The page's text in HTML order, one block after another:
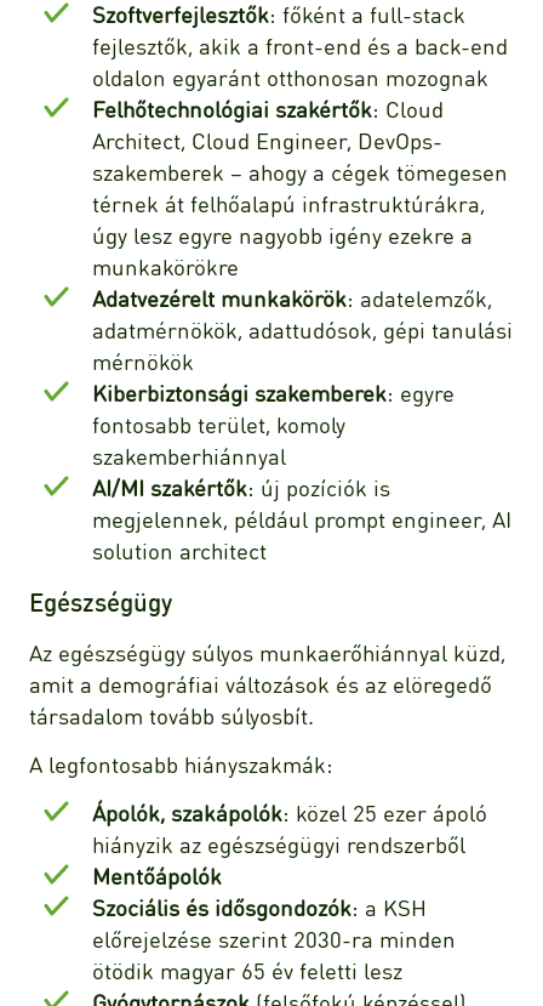
Szoftverfejlesztők: főként a full-stack
fejlesztők, akik a front-end és a back-end
oldalon egyaránt otthonosan mozognak
Felhőtechnológiai szakértők: Cloud
Architect, Cloud Engineer, DevOps-
szakemberek – ahogy a cégek tömegesen
térnek át felhőalapú infrastruktúrákra,
úgy lesz egyre nagyobb igény ezekre a
munkakörökre
Adatvezérelt munkakörök: adatelemzők,
adatmérnökök, adattudósok, gépi tanulási
mérnökök
Kiberbiztonsági szakemberek: egyre
fontosabb terület, komoly
szakemberhiánnyal
AI/MI szakértők: új pozíciók is
megjelennek, például prompt engineer, AI
solution architect
Egészségügy
Az egészségügy súlyos munkaerőhiánnyal küzd,
amit a demográfiai változások és az elöregedő
társadalom tovább súlyosbít.
A legfontosabb hiányszakmák:
Ápolók, szakápolók: közel 25 ezer ápoló
hiányzik az egészségügyi rendszerből
Mentőápolók
Szociális és idősgondozók: a KSH
előrejelzése szerint 2030-ra minden
ötödik magyar 65 év feletti lesz